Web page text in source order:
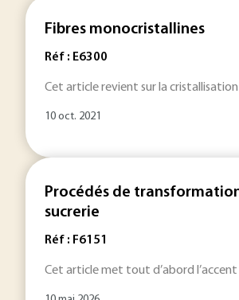
Fibres monocristallines
Réf : E6300
Cet article revient sur la
10 oct. 2021
Procédés de
sucrerie
Réf : F6151
Cet article met tout d’abord